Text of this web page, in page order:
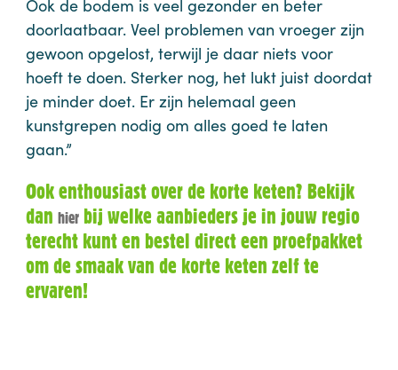
Ook de bodem is veel gezonder en beter
doorlaatbaar. Veel problemen van vroeger zijn
gewoon opgelost, terwijl je daar niets voor
hoeft te doen. Sterker nog, het lukt juist doordat
je minder doet. Er zijn helemaal geen
kunstgrepen nodig om alles goed te laten
gaan.”
Ook enthousiast over de korte keten? Bekijk
dan hier bij welke aanbieders je in jouw regio
terecht kunt en bestel direct een proefpakket
om de smaak van de korte keten zelf te
ervaren!